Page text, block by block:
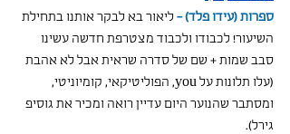
ספרות (עידו פלד) - ליאור בא לבקר אותנו בתחילת
השיעור! לכבודו ולכבוד מצטרפת חדשה עשינו
סבב שמות + שם של סדרה שראית אבל לא אהבת
(עלו תלונות על you, הפוליטיקאי, קומיוניטי,
ומסתבר שהנוער היום עדיין רואה ומכיר את גוסיפ
גירל).